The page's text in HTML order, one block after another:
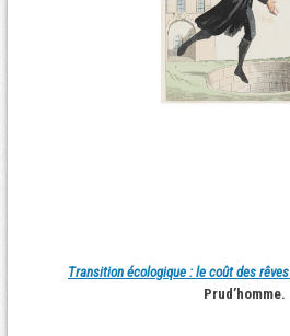
Transition écologique : le coût des rêves
Prud’homme.